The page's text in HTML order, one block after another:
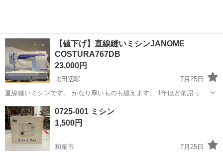
【値下げ】直線縫いミシンJANOME
COSTURA767DB
23,000円
北田辺駅
7月25日
直線縫いミシンです。 かなり厚いものも縫えます。 1年ほど前譲って
もらったミシンです。 薄物を縫うため、先日まで使っておりました。
本体が重たいので、体力のあるうちに手放すことにしました。 その
度、注油などはし...
大阪 大阪市
0725-001 ミシン
1,500円
和泉市
7月25日